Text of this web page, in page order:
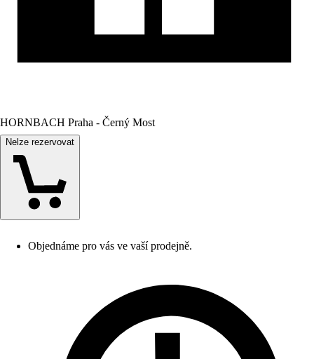
HORNBACH Praha - Černý Most
Nelze rezervovat
Objednáme pro vás ve vaší prodejně.